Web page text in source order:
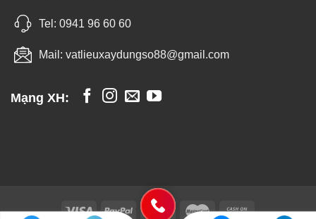
Tel: 0941 96 60 60
Mail: vatlieuxaydungso88@gmail.com
Mạng XH: